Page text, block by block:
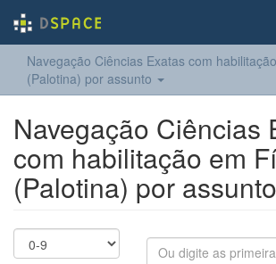
Navegação Ciências Exatas com
(Palotina) por assunto
Navegação Ciências
com habilitação em
(Palotina) por assunto